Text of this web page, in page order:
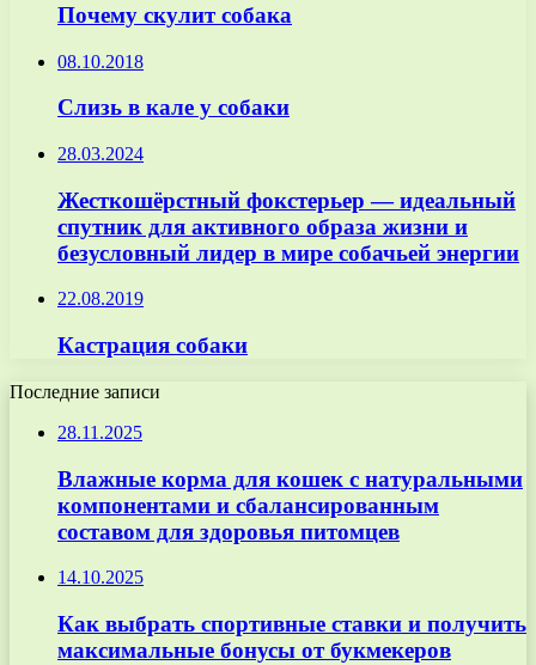
Почему скулит собака
08.10.2018
Слизь в кале у собаки
28.03.2024
Жесткошёрстный фокстерьер — идеальный
спутник для активного образа жизни и
безусловный лидер в мире собачьей энергии
22.08.2019
Кастрация собаки
Последние записи
28.11.2025
Влажные корма для кошек с натуральными
компонентами и сбалансированным
составом для здоровья питомцев
14.10.2025
Как выбрать спортивные ставки и получить
максимальные бонусы от букмекеров